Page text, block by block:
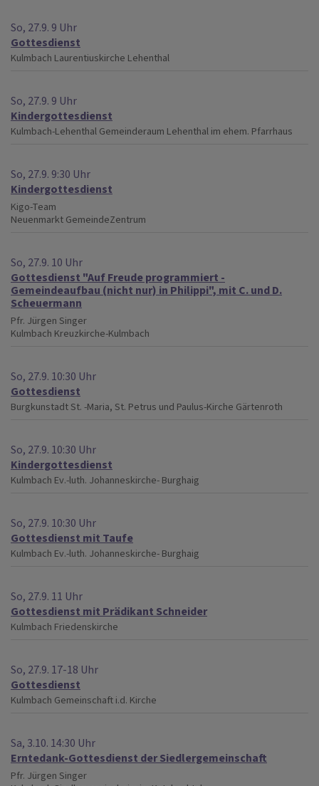
So, 27.9. 9 Uhr
Gottesdienst
Kulmbach Laurentiuskirche Lehenthal
So, 27.9. 9 Uhr
Kindergottesdienst
Kulmbach-Lehenthal Gemeinderaum Lehenthal im ehem. Pfarrhaus
So, 27.9. 9:30 Uhr
Kindergottesdienst
Kigo-Team
Neuenmarkt GemeindeZentrum
So, 27.9. 10 Uhr
Gottesdienst "Auf Freude programmiert -
Gemeindeaufbau (nicht nur) in Philippi", mit C. und D.
Scheuermann
Pfr. Jürgen Singer
Kulmbach Kreuzkirche-Kulmbach
So, 27.9. 10:30 Uhr
Gottesdienst
BurgkunstadtSt. -Maria, St. Petrus und Paulus-Kirche Gärtenroth
So, 27.9. 10:30 Uhr
Kindergottesdienst
Kulmbach Ev.-luth. Johanneskirche- Burghaig
So, 27.9. 10:30 Uhr
Gottesdienst mit Taufe
Kulmbach Ev.-luth. Johanneskirche- Burghaig
So, 27.9. 11 Uhr
Gottesdienst mit Prädikant Schneider
Kulmbach Friedenskirche
So, 27.9. 17-18 Uhr
Gottesdienst
Kulmbach Gemeinschaft i.d. Kirche
Sa, 3.10. 14:30 Uhr
Erntedank-Gottesdienst der Siedlergemeinschaft
Pfr. Jürgen Singer